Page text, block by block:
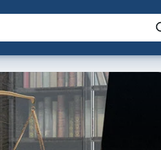
Fale com a IA Buscar no Jus